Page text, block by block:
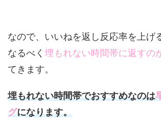
なので、いいねを返し反応率を上げ
なるべく 埋もれない時間帯に返すの
てきます。
埋もれない時間帯でおすすめなのは
グになります。